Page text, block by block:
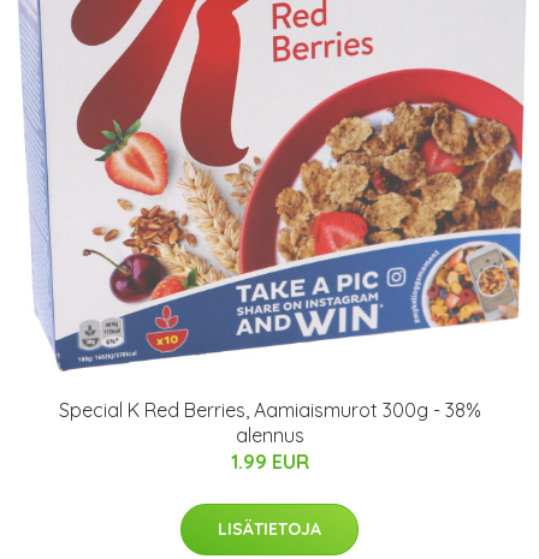
Special K Red Berries, Aamiaismurot 300g - 38%
alennus
1.99 EUR
LISÄTIETOJA